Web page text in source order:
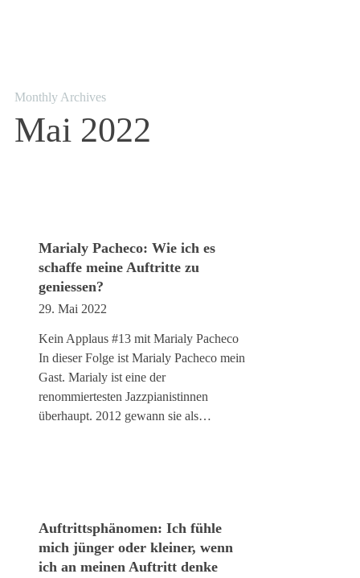
Monthly Archives
Mai 2022
Marialy Pacheco: Wie ich es
schaffe meine Auftritte zu
geniessen?
29. Mai 2022
Kein Applaus #13 mit Marialy Pacheco
In dieser Folge ist Marialy Pacheco mein
Gast. Marialy ist eine der
renommiertesten Jazzpianistinnen
überhaupt. 2012 gewann sie als…
Auftrittsphänomen: Ich fühle
mich jünger oder kleiner, wenn
ich an meinen Auftritt denke